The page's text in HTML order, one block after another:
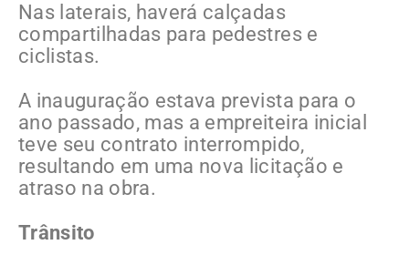
Nas laterais, haverá calçadas
compartilhadas para pedestres e
ciclistas.
A inauguração estava prevista para o
ano passado, mas a empreiteira inicial
teve seu contrato interrompido,
resultando em uma nova licitação e
atraso na obra.
Trânsito